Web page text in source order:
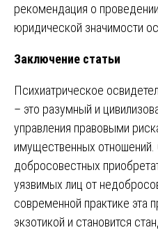
рекомендация о
юридической значимости
Заключение статьи
Психиатрическое
– это разумный и
управления правовыми
имущественных
добросовестных
уязвимых лиц от
современной практике эта
экзотикой и становится